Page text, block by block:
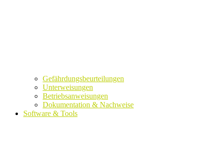
Gefährdungsbeurteilungen
Unterweisungen
Betriebsanweisungen
Dokumentation & Nachweise
Software & Tools